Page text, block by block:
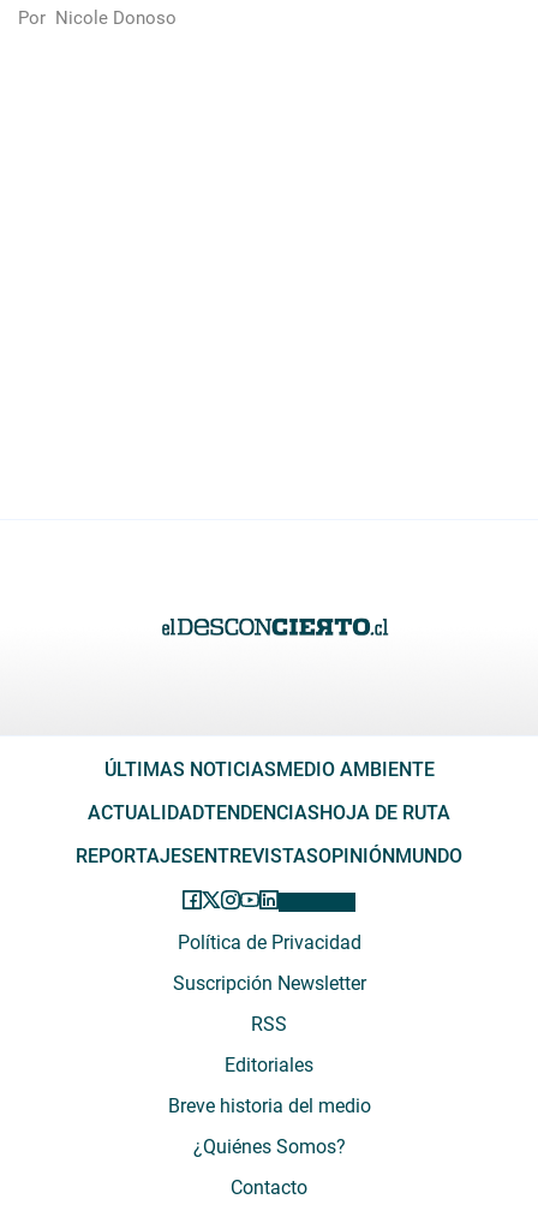
Por Nicole Donoso
ÚLTIMAS NOTICIAS MEDIO AMBIENTE
ACTUALIDADTENDENCIAS HOJA DE RUTA
REPORTAJES ENTREVISTASOPINIÓN MUNDO
Política de Privacidad
Suscripción Newsletter
RSS
Editoriales
Breve historia del medio
¿Quiénes Somos?
Contacto